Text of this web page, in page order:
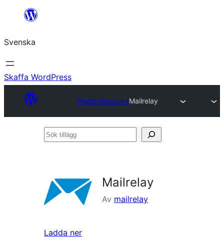
Hoppa
innehåll
Svenska
Skaffa WordPress
Plugin DirectoryMailrelay
Sök
Mailrelay
Av mailrelay
Ladda ner